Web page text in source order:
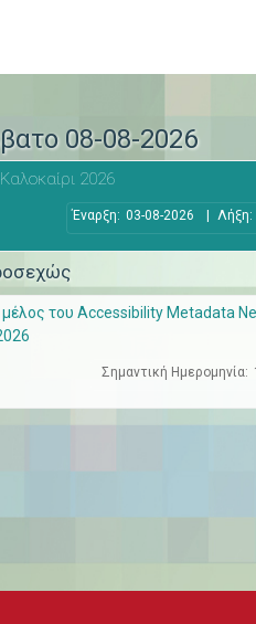
08-08-2026
2026
Έναρξη: 03-08-2026 Λήξη:
του Accessibility Metadata
Σημαντική Ημερομηνία: